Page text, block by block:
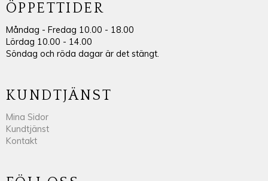
ÖPPETTIDER
Måndag - Fredag 10.00 - 18.00
Lördag 10.00 - 14.00
Söndag och röda dagar är det stängt.
KUNDTJÄNST
Mina Sidor
Kundtjänst
Kontakt